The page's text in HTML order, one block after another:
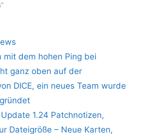
mit dem hohen Ping bei
ganz oben auf der
DICE, ein neues Team wurde
1.24 Patchnotizen,
Dateigröße – Neue Karten,